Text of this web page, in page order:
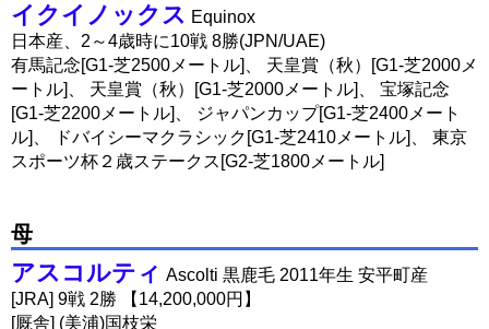
イクイノックス Equinox
日本産、2～4歳時に10戦 8勝(JPN/UAE)
有馬記念[G1-芝2500メートル]、 天皇賞（秋）[G1-芝2000メ
ートル]、 天皇賞（秋）[G1-芝2000メートル]、 宝塚記念
[G1-芝2200メートル]、 ジャパンカップ[G1-芝2400メート
ル]、 ドバイシーマクラシック[G1-芝2410メートル]、 東京
スポーツ杯２歳ステークス[G2-芝1800メートル]
母
アスコルティ Ascolti 黒鹿毛 2011年生 安平町産
[JRA] 9戦 2勝 【14,200,000円】
[厩舎] (美浦)国枝栄